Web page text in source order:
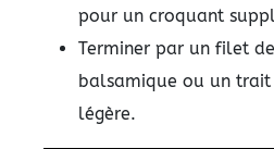
pour un croquant
Terminer par un filet
balsamique ou un trait
légère.